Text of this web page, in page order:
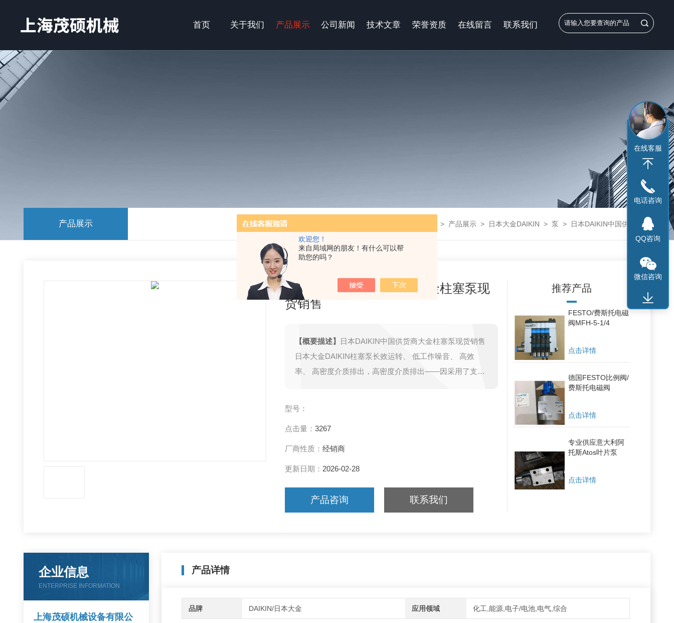
欢迎您！
来自局域网的朋友！有什么可以帮
助您的吗？
首页 关于我们 产品展示 公司新闻 技术文章 荣誉资质 在线留言 联系我们
产品展示 > 产品展示 > 日本大金DAIKIN > 泵 > 日本DAIKIN中国供货商大金柱塞泵现货销售
日本DAIKIN中国供货商大金柱塞泵现
货销售
【概要描述】
日本DAIKIN中国供货商大金柱塞泵现货销售
日本大金DAIKIN柱塞泵长效运转、 低工作噪音、 高效
率、 高密度介质排出，高密度介质排出——因采用了支撑
型号：
点击量： 3267
厂商性质： 经销商
更新日期： 2026-02-28
产品咨询 联系我们
推荐产品
FESTO/费斯托电磁
阀MFH-5-1/4
点击详情
德国FESTO比例阀/
费斯托电磁阀
点击详情
专业供应意大利阿
托斯Atos叶片泵
点击详情
产品详情
品牌 DAIKIN/日本大金 应用领域 化工,能源,电子/电池,电气,综合
企业信息
ENTERPRISE INFORMATION
上海茂硕机械设备有限公
在线客服
电话咨询
QQ咨询
微信咨询